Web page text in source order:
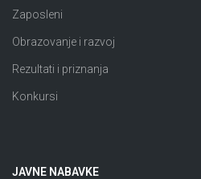
Zaposleni
Obrazovanje i razvoj
Rezultati i priznanja
Konkursi
JAVNE NABAVKE